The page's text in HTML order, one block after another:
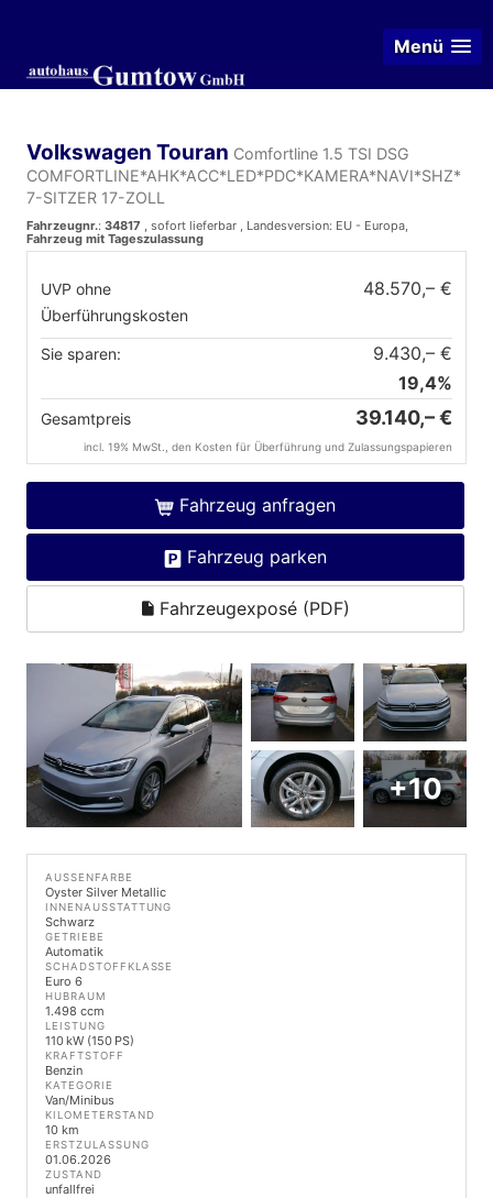
Menü
Volkswagen Touran Comfortline 1.5 TSI DSG
COMFORTLINE*AHK*ACC*LED*PDC*KAMERA*NAVI*SHZ*
7-SITZER 17-ZOLL
Fahrzeugnr.: 34817 , sofort lieferbar , Landesversion: EU - Europa,
Fahrzeug mit Tageszulassung
UVP ohne
Überführungskosten
48.570,– €
Sie sparen:
9.430,– €
19,4%
Gesamtpreis 39.140,– €
incl. 19% MwSt., den Kosten für Überführung und Zulassungspapieren
Fahrzeug anfragen
Fahrzeug parken
Fahrzeugexposé (PDF)
+10
AUSSENFARBE
Oyster Silver Metallic
INNENAUSSTATTUNG
Schwarz
GETRIEBE
Automatik
SCHADSTOFFKLASSE
Euro 6
HUBRAUM
1.498 ccm
LEISTUNG
110 kW (150 PS)
KRAFTSTOFF
Benzin
KATEGORIE
Van/Minibus
KILOMETERSTAND
10 km
ERSTZULASSUNG
01.06.2026
ZUSTAND
unfallfrei